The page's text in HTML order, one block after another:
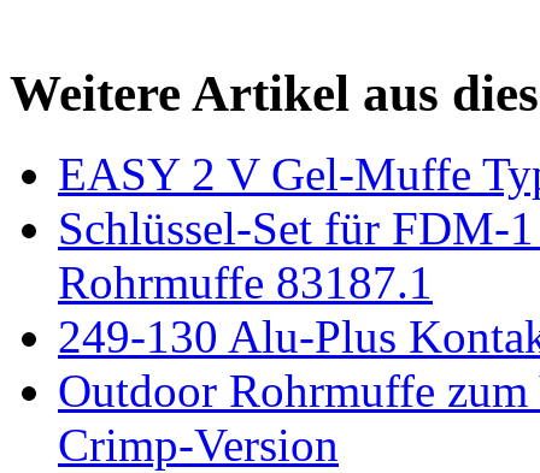
Weitere Artikel aus
EASY 2 V Gel-Muffe
Schlüssel-Set für FDM-
Rohrmuffe 83187.1
249-130 Alu-Plus
Outdoor Rohrmuffe
Crimp-Version